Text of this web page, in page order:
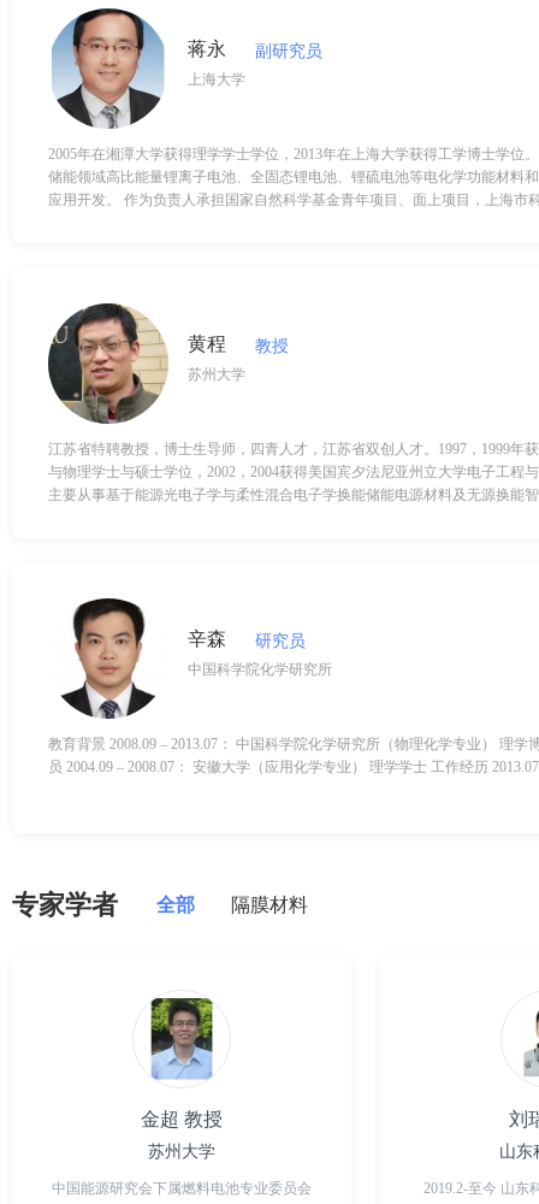
蒋永 副研究员
上海大学
2005年在湘潭大学获得理学学士学位，2013年在上海大学获得工学博士学位
储能领域高比能量锂离子电池、全固态锂电池、锂硫电池等电化学功能材料
应用开发。 作为负责人承担国家自然科学基金青年项目、面上项目，上海市科委能源与海洋重大项
黄程 教授
苏州大学
江苏省特聘教授，博士生导师，四青人才，江苏省双创人才。1997，1999年
与物理学士与硕士学位，2002，2004获得美国宾夕法尼亚州立大学电子工程
主要从事基于能源光电子学与柔性混合电子学换能储能电源材料及无源换能
辛森 研究员
中国科学院化学研究所
教育背景 2008.09 – 2013.07： 中国科学院化学研究所（物理化学专业） 理学博士 导师：郭玉国研究
员 2004.09 – 2008.07： 安徽大
专家学者 全部 隔膜材料
金超 教授
苏州大学
中国能源研究会下属燃料电池专业委员会
刘
山东
2019.2-至今 山东